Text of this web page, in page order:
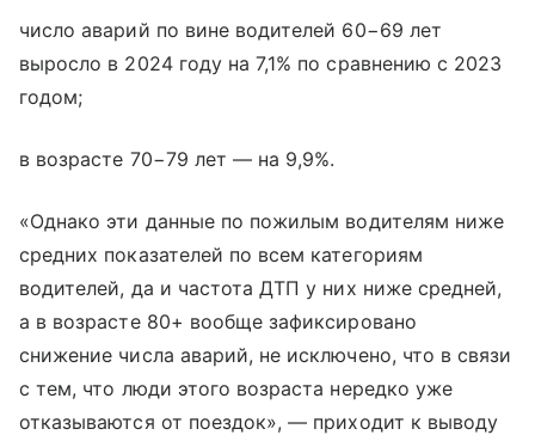
число аварий по вине водителей 60−69 лет
выросло в 2024 году на 7,1% по сравнению с 2023
годом;
в возрасте 70−79 лет — на 9,9%.
«Однако эти данные по пожилым водителям ниже
средних показателей по всем категориям
водителей, да и частота ДТП у них ниже средней,
а в возрасте 80+ вообще зафиксировано
снижение числа аварий, не исключено, что в связи
с тем, что люди этого возраста нередко уже
отказываются от поездок», — приходит к выводу